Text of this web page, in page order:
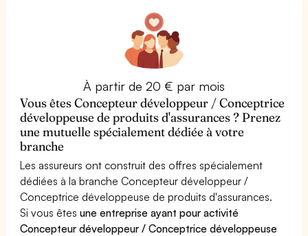
À partir de 20 € par mois
Vous êtes Concepteur développeur / Conceptrice
développeuse de produits d'assurances ? Prenez
une mutuelle spécialement dédiée à votre
branche
Les assureurs ont construit des offres spécialement
dédiées à la branche Concepteur développeur /
Conceptrice développeuse de produits d'assurances.
Si vous êtesune entreprise ayant pour activité
Concepteur développeur / Conceptrice développeuse